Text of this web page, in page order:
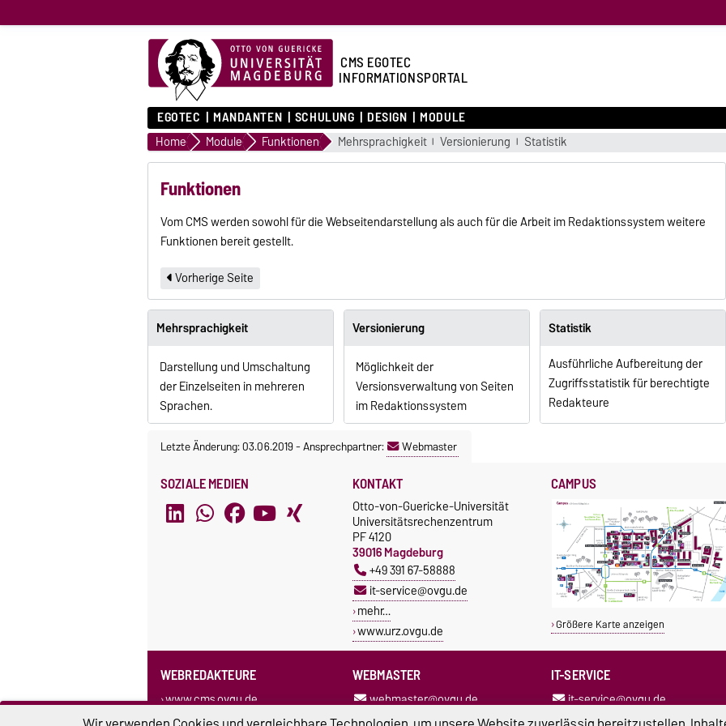
CMS EGOTEC
INFORMATIONSPORTAL
EGOTEC MANDANTEN SCHULUNG DESIGN MODULE
Home Module Funktionen Mehrsprachigkeit Versionierung Statistik
Funktionen
Vom CMS werden sowohl für die Webseitendarstellung als auch für die Arbeit im Redaktionssystem weitere
Funktionen bereit gestellt.
Vorherige Seite
Mehrsprachigkeit
Darstellung und Umschaltung
der Einzelseiten in mehreren
Sprachen.
Versionierung
Möglichkeit der
Versionsverwaltung von Seiten
im Redaktionssystem
Statistik
Ausführliche Aufbereitung der
Zugriffsstatistik für berechtigte
Redakteure
Letzte Änderung: 03.06.2019-Ansprechpartner: Webmaster
SOZIALE MEDIEN KONTAKT
Otto-von-Guericke-Universität
Universitätsrechenzentrum
PF 4120
39016 Magdeburg
+49 391 67-58888
it-service@ovgu.de
mehr…
www.urz.ovgu.de
CAMPUS
Größere Karte anzeigen
WEBREDAKTEURE
www.cms.ovgu.de
Egotec-Onlinehilfe
WEBMASTER
webmaster@ovgu.de
+49 391 67-58329
IT-SERVICE
it-service@ovgu.de
+49 391 67-58888